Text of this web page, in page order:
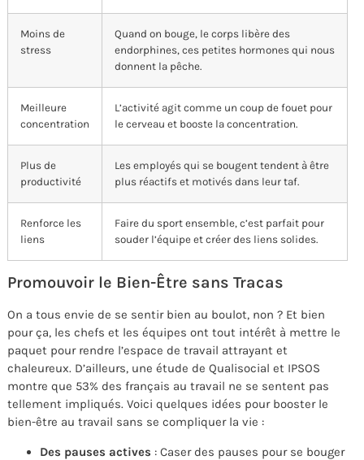
Moins de
stress
Quand on bouge, le corps libère des
endorphines, ces petites hormones qui nous
donnent la pêche.
Meilleure
concentration
L’activité agit comme un coup de fouet pour
le cerveau et booste la concentration.
Plus de
productivité
Les employés qui se bougent tendent à être
plus réactifs et motivés dans leur taf.
Renforce les
liens
Faire du sport ensemble, c’est parfait pour
souder l’équipe et créer des liens solides.
Promouvoir le Bien-Être sans Tracas
On a tous envie de se sentir bien au boulot, non ? Et bien
pour ça, les chefs et les équipes ont tout intérêt à mettre le
paquet pour rendre l’espace de travail attrayant et
chaleureux. D’ailleurs, une étude de Qualisocial et IPSOS
montre que 53% des français au travail ne se sentent pas
tellement impliqués. Voici quelques idées pour booster le
bien-être au travail sans se compliquer la vie :
Des pauses actives : Caser des pauses pour se bouger